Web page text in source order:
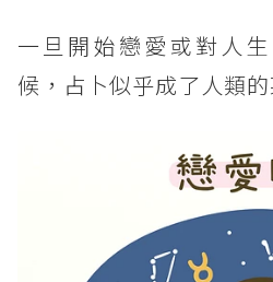
一旦開始戀愛或對人
候，占卜似乎成了人類的